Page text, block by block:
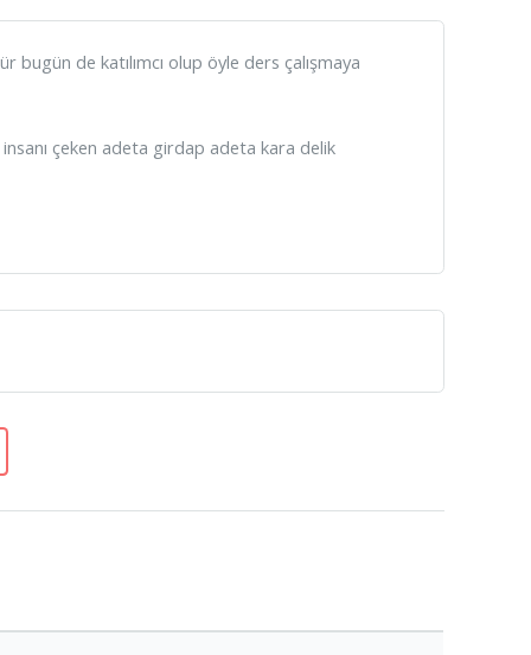
de katılımcı olup öyle ders çalışmaya
çeken adeta girdap adeta kara delik